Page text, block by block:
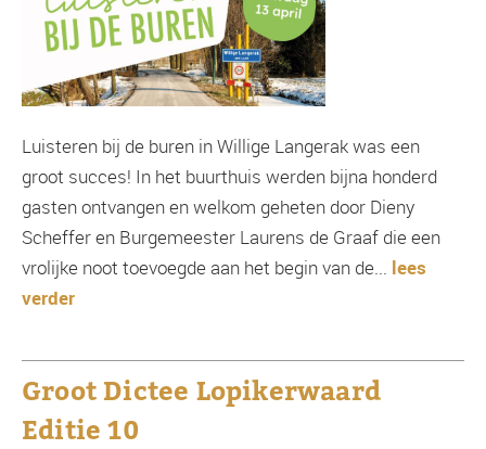
Luisteren bij de buren in Willige Langerak was een
groot succes! In het buurthuis werden bijna honderd
gasten ontvangen en welkom geheten door Dieny
Scheffer en Burgemeester Laurens de Graaf die een
vrolijke noot toevoegde aan het begin van de... lees
verder
Groot Dictee Lopikerwaard
Editie 10